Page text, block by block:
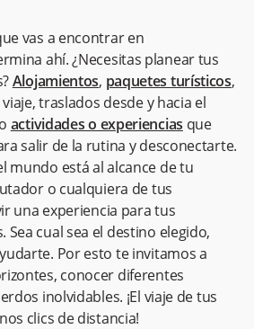
vas a encontrar en
ahí. ¿Necesitas planear tus
Alojamientos, paquetes turísticos,
traslados desde y hacia el
actividades o experiencias que
salir de la rutina y desconectarte.
mundo está al alcance de tu
o cualquiera de tus
una experiencia para tus
Sea cual sea el destino elegido,
Por esto te invitamos a
conocer diferentes
inolvidables. ¡El viaje de tus
clics de distancia!